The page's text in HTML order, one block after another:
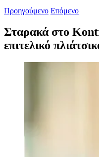
Προηγούμενο Επόμενο
Σταρακά στο
επιτελικό